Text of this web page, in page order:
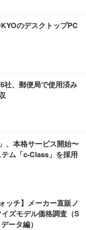
のデスクトップPC
社、郵便局で使用済み
、本格サービス開始〜
ム「c-Class」を採用
ッチ】メーカー直販ノ
ズモデル価格調査（S
ータ編）